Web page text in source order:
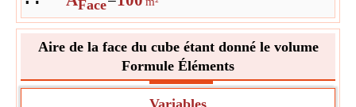
Face
Aire de la face du cube étant donné le volume
Formule Éléments
Variables